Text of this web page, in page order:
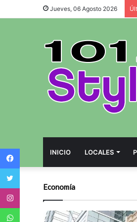
Jueves, 06 Agosto 2026
INICIO LOCALES
Economía
Twitter
Instagram